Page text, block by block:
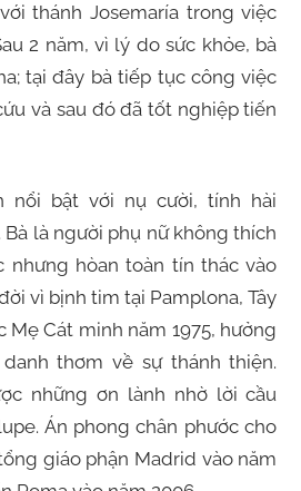
thánh Josemaría trong việc
2 năm, vì lý do sức khỏe, bà
tại đây bà tiếp tục công việc
và sau đó đã tốt nghiệp tiến
nổi bật với nụ cười, tính hài
là người phụ nữ không thích
nhưng hòan toàn tín thác vào
vì bịnh tim tại Pamplona, Tây
Mẹ Cát minh năm 1975, hưởng
thơm về sự thánh thiện.
những ơn lành nhờ lời cầu
Án phong chân phước cho
giáo phận Madrid vào năm